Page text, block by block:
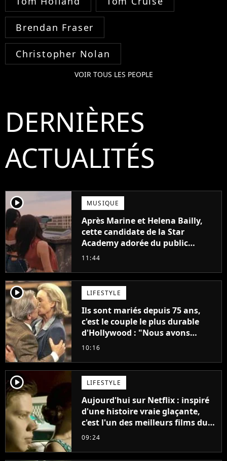
Brendan Fraser
Christopher Nolan
VOIR TOUS LES PEOPLE
DERNIÈRES
ACTUALITÉS
player2 MUSIQUE
Après Marine et Helena Bailly,
cette candidate de la Star
Academy adorée du public
annonce son premier album,
11:44
player2 LIFESTYLE
Ils sont mariés depuis 75 ans,
c'est le couple le plus durable
d'Hollywood : "Nous avons
avancé jour après jour, et les
décennies"
10:16
player2 LIFESTYLE
Aujourd'hui sur Netflix : inspiré
d'une histoire vraie glaçante,
c'est l'un des meilleurs films du
21ème siècle
09:24